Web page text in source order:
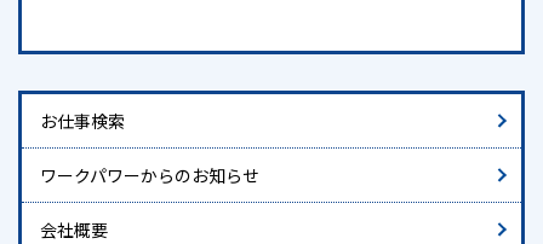
お仕事検索
ワークパワーからのお知らせ
会社概要